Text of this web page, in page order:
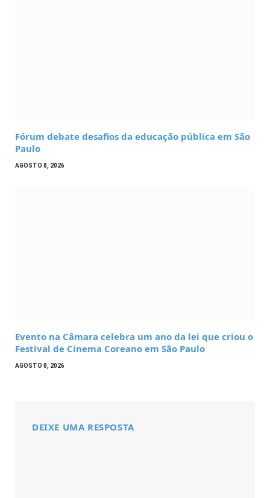
Fórum debate desafios da educação pública em São
Paulo
AGOSTO 8, 2026
Evento na Câmara celebra um ano da lei que criou o
Festival de Cinema Coreano em São Paulo
AGOSTO 8, 2026
DEIXE UMA RESPOSTA